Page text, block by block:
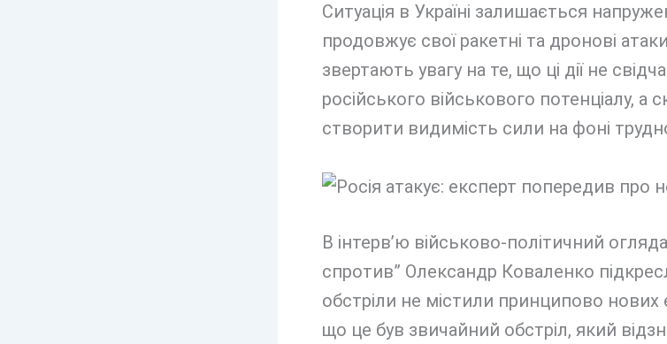
Ситуація в Україні залишається
продовжує свої ракетні та дронові
звертають увагу на те, що ці дії не
російського військового потенціалу, а
створити видимість сили на фоні
В інтерв’ю військово-політичний
спротив” Олександр Коваленко
обстріли не містили принципово нових
що це був звичайний обстріл, який